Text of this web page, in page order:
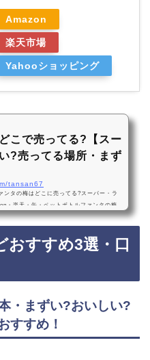
Amazon
楽天市場
Yahooショッピング
こで売ってる?【スー
?売ってる場所・まず
tansan67
ンタの梅はどこに売ってる?スーパー・ラ
・楽天・缶・ペットボトルファンタの梅
最近は売ってない店も多いので、Amazon
（1ケース） コカコーラ うめ ume ウメ・
『コカ・コーラ ファンタ 梅 350ml×1
おすすめ3選・口
・まずい?おいしい?
すすめ！